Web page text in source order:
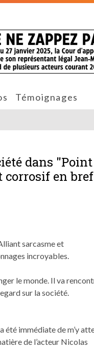
Témoignages
dans
corrosif en bref
sarcasme et
incroyables.
le monde. Il va
sur la société.
été immédiate de m’y
de l’acteur Nicolas